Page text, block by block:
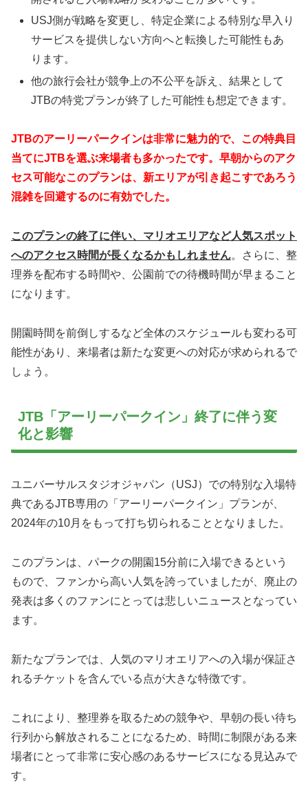
USJ側が戦略を変更し、特定企業による特別な早入り
サービスを提供しない方向へと転換した可能性もあ
ります。
他の旅行会社が競争上の不公平を訴え、結果として
JTBの特党プランが終了した可能性も想定できます。
JTBのアーリーパークインは非常に魅力的で、この特典目
当てにJTBを選ぶ来場者も多かったです。早朝からのアク
セス可能なこのプランは、新エリアが引き起こすであろう
混雑を回避するのに有効でした。
このプランの終了に伴い、マリオエリアなど人気スポット
へのアクセス時間が長くなるかもしれません。さらに、整
理券を配布する時間や、公園前での待機時間が早まること
になります。
開園時間を前倒しするなど全体のスケジュールも変わる可
能性があり、来場者は新たな変更への対応が求められるで
しょう。
JTB「アーリーパークイン」終了に伴う変
化と影響
ユニバーサルスタジオジャパン（USJ）での特別な入場特
典であるJTB専用の「アーリーパークイン」プランが、
2024年の10月をもって打ち切られることとなりました。
このプランは、パークの開園15分前に入場できるという
もので、ファンから高い人気を誇っていましたが、廃止の
発表は多くのファンにとっては悲しいニュースとなってい
ます。
新たなプランでは、人気のマリオエリアへの入場が保証さ
れるチケットを含んでいる点が大きな特徴です。
これにより、整理券を取るための競争や、早朝の長い待ち
行列から解放されることになるため、時間に制限がある来
場者にとって非常に安心感のあるサービスになる見込みで
す。